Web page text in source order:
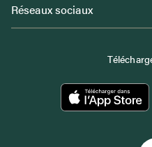
Réseaux sociaux